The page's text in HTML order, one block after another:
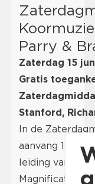
Parry &
Zaterdag 15
Gratis
Stanford,
In de
aanvang 15.30
leiding van de
Magnificat